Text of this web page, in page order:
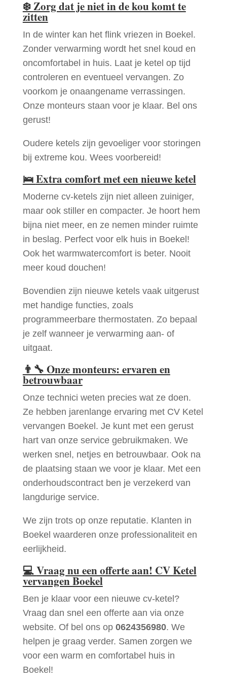
❄️Zorg dat je niet in de kou komt te
zitten
In de winter kan het flink vriezen in Boekel.
Zonder verwarming wordt het snel koud en
oncomfortabel in huis. Laat je ketel op tijd
controleren en eventueel vervangen. Zo
voorkom je onaangename verrassingen.
Onze monteurs staan voor je klaar. Bel ons
gerust!
Oudere ketels zijn gevoeliger voor storingen
bij extreme kou. Wees voorbereid!
🛌Extra comfort met een nieuwe ketel
Moderne cv-ketels zijn niet alleen zuiniger,
maar ook stiller en compacter. Je hoort hem
bijna niet meer, en ze nemen minder ruimte
in beslag. Perfect voor elk huis in Boekel!
Ook het warmwatercomfort is beter. Nooit
meer koud douchen!
Bovendien zijn nieuwe ketels vaak uitgerust
met handige functies, zoals
programmeerbare thermostaten. Zo bepaal
je zelf wanneer je verwarming aan- of
uitgaat.
👨‍🔧 Onze monteurs: ervaren en
betrouwbaar
Onze technici weten precies wat ze doen.
Ze hebben jarenlange ervaring met CV Ketel
vervangen Boekel. Je kunt met een gerust
hart van onze service gebruikmaken. We
werken snel, netjes en betrouwbaar. Ook na
de plaatsing staan we voor je klaar. Met een
onderhoudscontract ben je verzekerd van
langdurige service.
We zijn trots op onze reputatie. Klanten in
Boekel waarderen onze professionaliteit en
eerlijkheid.
💻Vraag nu een offerte aan! CV Ketel
vervangen Boekel
Ben je klaar voor een nieuwe cv-ketel?
Vraag dan snel een offerte aan via onze
website. Of bel ons op 0624356980. We
helpen je graag verder. Samen zorgen we
voor een warm en comfortabel huis in
Boekel!